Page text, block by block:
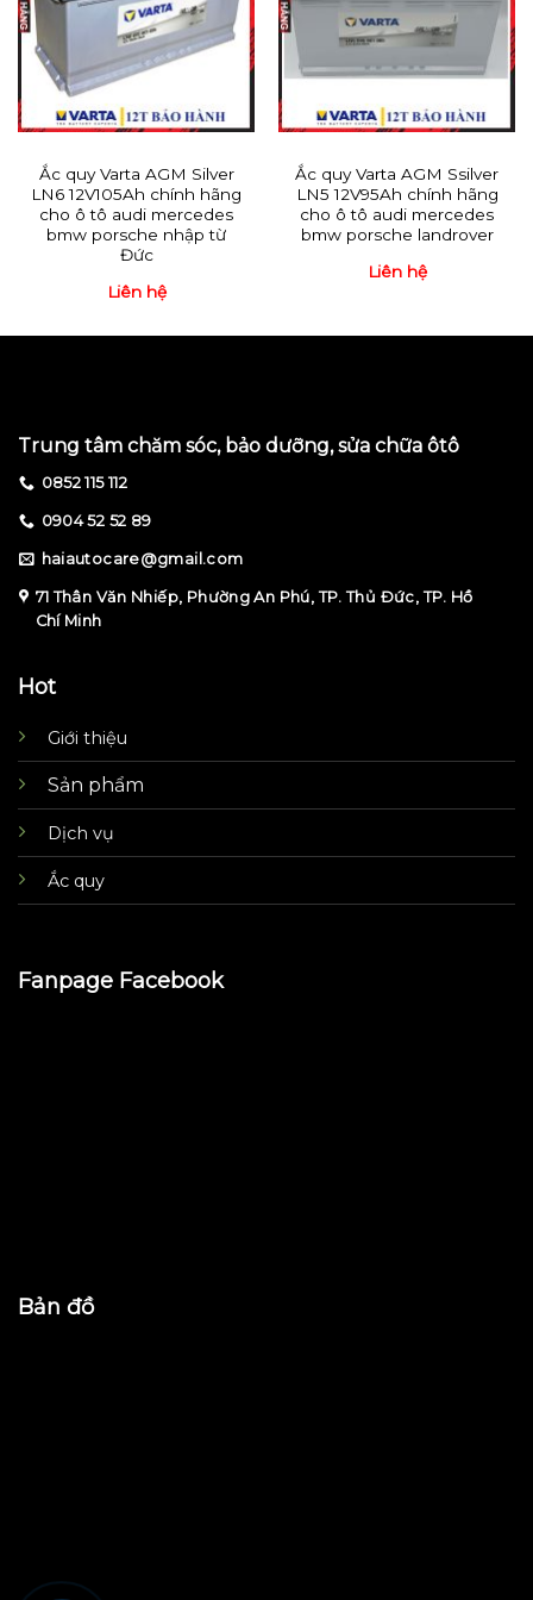
Ắc quy Varta AGM Silver
LN6 12V105Ah chính hãng
cho ô tô audi mercedes
bmw porsche nhập từ
Đức
Liên hệ
Ắc quy Varta AGM Ssilver
LN5 12V95Ah chính hãng
cho ô tô audi mercedes
bmw porsche landrover
Liên hệ
Trung tâm chăm sóc, bảo dưỡng, sửa chữa ôtô
0852 115 112
0904 52 52 89
haiautocare@gmail.com
71 Thân Văn Nhiếp, Phường An Phú, TP. Thủ Đức, TP. Hồ
Chí Minh
Hot
Giới thiệu
Sản phẩm
Dịch vụ
Ắc quy
Fanpage Facebook
Bản đồ